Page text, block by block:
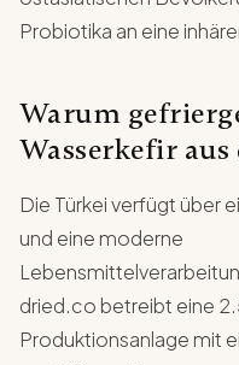
Probiotika an eine
Warum
Wasserkefir
Die Türkei verfügt über
und eine moderne
dried.co betreibt eine
Produktionsanlage mit